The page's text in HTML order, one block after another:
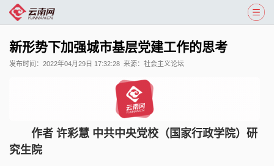
新形势下加强城市基层党建工作的思考
发布时间： 2022年04月29日 17:32:28 来源： 社会主义论坛
作者 许彩慧 中共中央党校（国家行政学院）研
究生院